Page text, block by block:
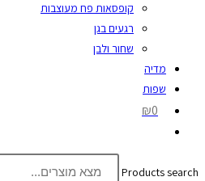
קופסאות פח מעוצבות
רגעים בגן
שחור ולבן
מדיה
שפות
₪0
Products search